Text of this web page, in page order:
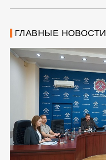
ГЛАВНЫЕ НОВОСТИ